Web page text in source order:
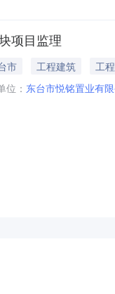
项目监理
市 工程建筑
工程
位： 东台市悦铭置业有